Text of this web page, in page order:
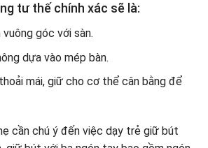
tư thế chính xác sẽ là:
vuông góc với sàn.
dựa vào mép bàn.
mái, giữ cho cơ thể cân bằng để
cần chú ý đến việc dạy trẻ giữ bút